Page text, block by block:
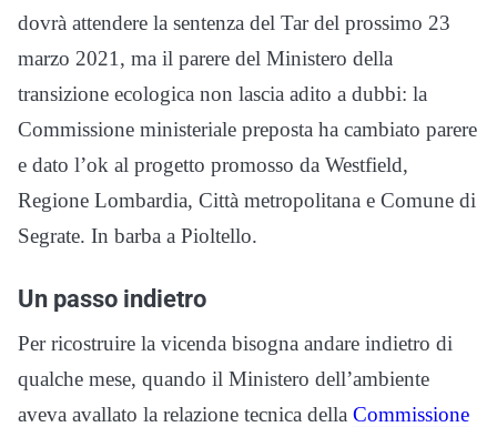
dovrà attendere la sentenza del Tar del prossimo 23
marzo 2021, ma il parere del Ministero della
transizione ecologica non lascia adito a dubbi: la
Commissione ministeriale preposta ha cambiato parere
e dato l’ok al progetto promosso da Westfield,
Regione Lombardia, Città metropolitana e Comune di
Segrate. In barba a Pioltello.
Un passo indietro
Per ricostruire la vicenda bisogna andare indietro di
qualche mese, quando il Ministero dell’ambiente
aveva avallato la relazione tecnica della Commissione